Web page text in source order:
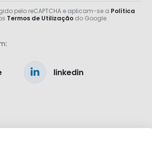
pelo reCAPTCHA e aplicam-se a Política
Termos de Utilização do Google.
linkedin